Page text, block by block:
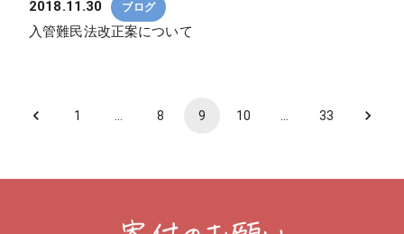
2018.11.30 ブログ
入管難民法改正案について
1 8 9 10 33